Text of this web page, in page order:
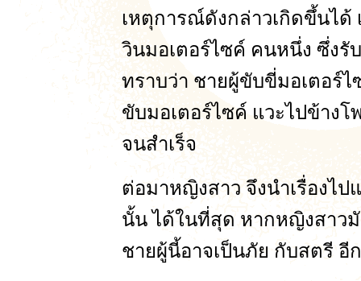
เหตุการณ์ดังกล่าวเกิดขึ้นได้
วินมอเตอร์ไซค์ คนหนึ่ง ซึ่งรั
ทราบว่า ชายผู้ขับขี่มอเตอร์
ขับมอเตอร์ไซค์ แวะไปข้าง
จนสำเร็จ
ต่อมาหญิงสาว จึงนำเรื่องไ
นั้น ได้ในที่สุด หากหญิงสาว
ชายผู้นี้อาจเป็นภัย กับสตรี